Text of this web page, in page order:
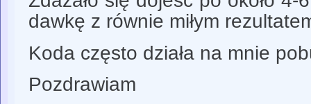
dawkę z równie miłym
Koda często działa na mnie
Pozdrawiam